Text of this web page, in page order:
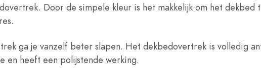
Door de simpele kleur is het makkelijk om het dekbed
ga je vanzelf beter slapen. Het dekbedovertrek is volledig
en heeft een polijstende werking.